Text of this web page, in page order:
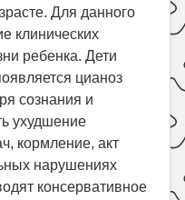
Для данного
клинических
ребенка. Дети
цианоз
сознания и
ухудшение
кормление, акт
нарушениях
консервативное